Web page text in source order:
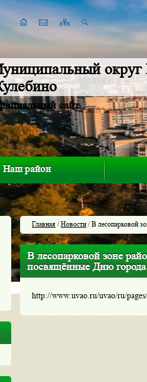
сайт
Наш район
Главная /Новости/ В лесопарковой
В лесопарковой зоне
посвящённые Дню города
http://www.uvao.ru/uvao/ru/